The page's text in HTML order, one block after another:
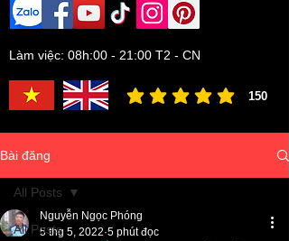
Làm việc: 08h:00 - 21:00 T2 - CN
150
đánh giá trung bình là 3 /5,
Bài đăng
All Posts
All Posts
Nguyễn Ngọc Phóng
5 thg 5, 2022 5 phút đọc